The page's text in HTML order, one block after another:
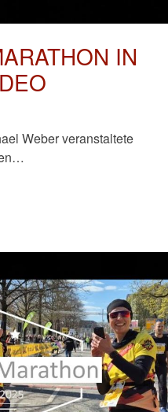
IN
Weber veranstaltete